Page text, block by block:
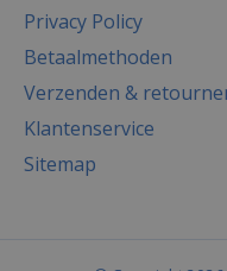
Privacy Policy
Betaalmethoden
Verzenden &
Klantenservice
Sitemap